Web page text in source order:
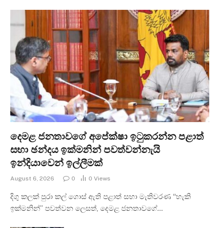
දෙමළ ජනතාවගේ අපේක්ෂා ඉටුකරන්න පළාත්
සභා ඡන්දය ඉක්මනින් පවත්වන්නැයි
ඉන්දියාවෙන් ඉල්ලීමක්
August 6, 2026 0 0 Views
දිගු කලක් පුරා කල් ගොස් ඇති පළාත් සභා මැතිවරණ “හැකි
ඉක්මනින්” පවත්වන ලෙසත්, දෙමළ ජනතාවගේ…